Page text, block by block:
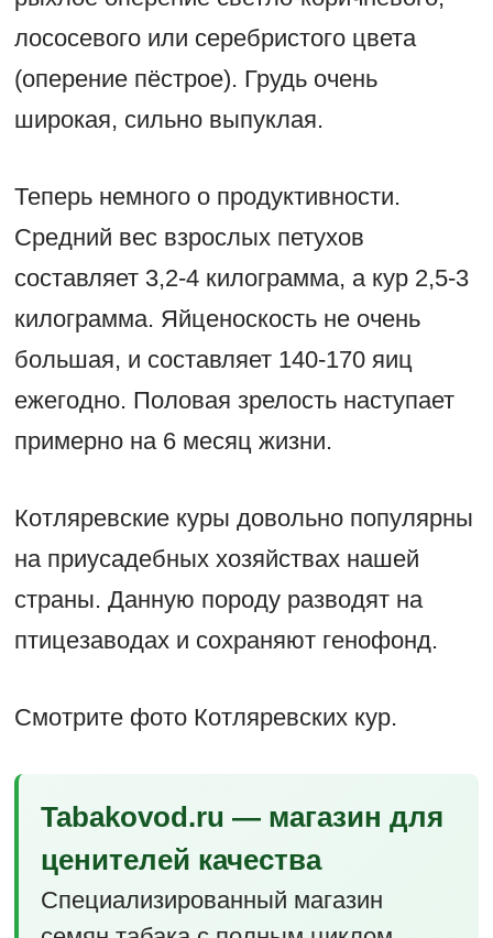
лососевого или серебристого цвета
(оперение пёстрое). Грудь очень
широкая, сильно выпуклая.
Теперь немного о продуктивности.
Средний вес взрослых петухов
составляет 3,2-4 килограмма, а кур 2,5-3
килограмма. Яйценоскость не очень
большая, и составляет 140-170 яиц
ежегодно. Половая зрелость наступает
примерно на 6 месяц жизни.
Котляревские куры довольно популярны
на приусадебных хозяйствах нашей
страны. Данную породу разводят на
птицезаводах и сохраняют генофонд.
Смотрите фото Котляревских кур.
Tabakovod.ru — магазин для
ценителей качества
Специализированный магазин